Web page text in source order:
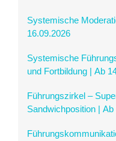
Systemische
16.09.2026
Systemische
und Fortbildung | Ab
Führungszirkel –
Sandwichposition | Ab